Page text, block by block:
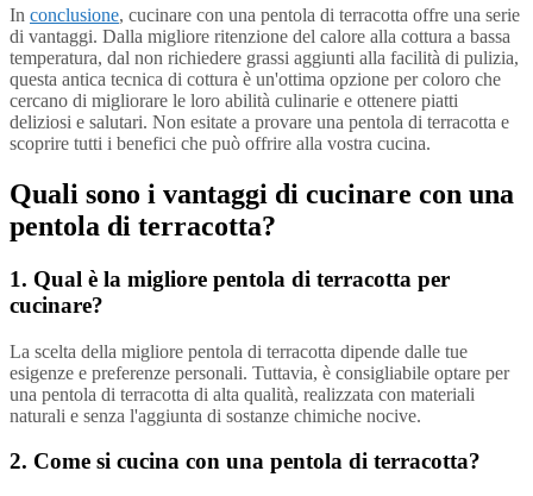
In conclusione, cucinare con una pentola di terracotta offre una serie
di vantaggi. Dalla migliore ritenzione del calore alla cottura a bassa
temperatura, dal non richiedere grassi aggiunti alla facilità di pulizia,
questa antica tecnica di cottura è un'ottima opzione per coloro che
cercano di migliorare le loro abilità culinarie e ottenere piatti
deliziosi e salutari. Non esitate a provare una pentola di terracotta e
scoprire tutti i benefici che può offrire alla vostra cucina.
Quali sono i vantaggi di cucinare con una
pentola di terracotta?
1. Qual è la migliore pentola di terracotta per
cucinare?
La scelta della migliore pentola di terracotta dipende dalle tue
esigenze e preferenze personali. Tuttavia, è consigliabile optare per
una pentola di terracotta di alta qualità, realizzata con materiali
naturali e senza l'aggiunta di sostanze chimiche nocive.
2. Come si cucina con una pentola di terracotta?